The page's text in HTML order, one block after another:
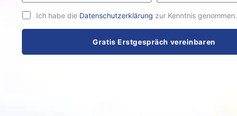
Ich habe die Datenschutzerklärung zur Kenntnis genommen.
Gratis Erstgespräch vereinbaren